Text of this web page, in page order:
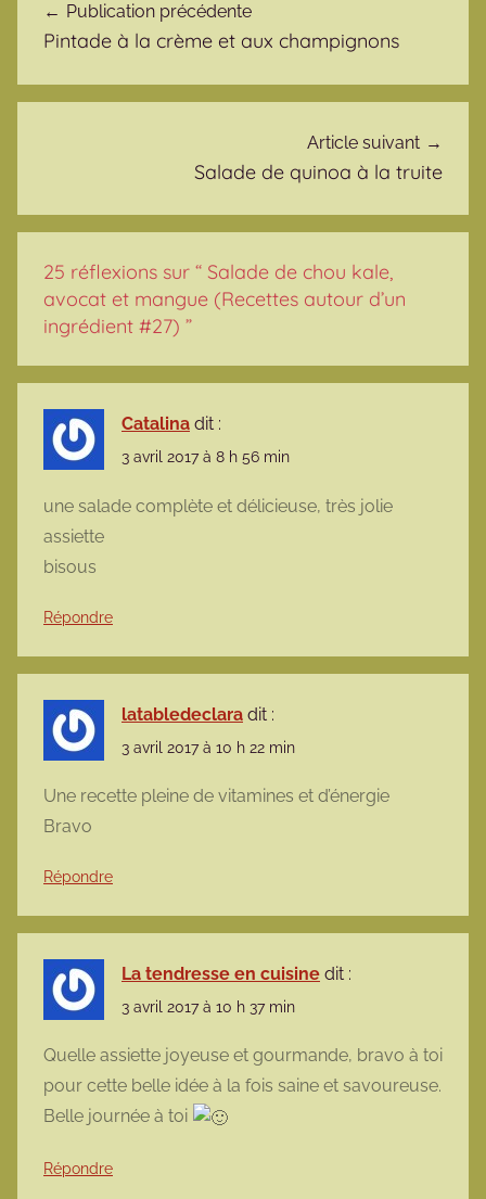
Publication précédente
Pintade à la crème et aux champignons
Article suivant
Salade de quinoa à la truite
25 réflexions sur “ Salade de chou kale,
avocat et mangue (Recettes autour d’un
ingrédient #27) ”
Catalina dit :
3 avril 2017 à 8 h 56 min
une salade complète et délicieuse, très jolie
assiette
bisous
Répondre
latabledeclara dit :
3 avril 2017 à 10 h 22 min
Une recette pleine de vitamines et d’énergie
Bravo
Répondre
La tendresse en cuisine dit :
3 avril 2017 à 10 h 37 min
Quelle assiette joyeuse et gourmande, bravo à toi
pour cette belle idée à la fois saine et savoureuse.
Belle journée à toi
Répondre